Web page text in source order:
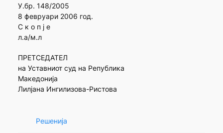
У.бр. 148/2005
8 февруари 2006 год.
С к о п ј е
л.а/м.л
ПРЕТСЕДАТЕЛ
на Уставниот суд на Република
Македонија
Лилјана Ингилизова-Ристова
Решенија